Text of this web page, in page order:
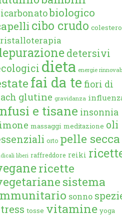
biologico
cibo crudo
detersivi
dieta energie
fai da te fiori di
glutine gravidanza
e tisane insonnia
massaggi meditazione oli
orto pelle secca
liberi raffreddore reiki
ricette
sistema
sonno
tosse vitamine yoga